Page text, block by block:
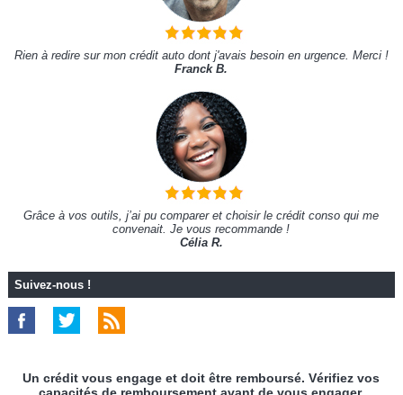
Rien à redire sur mon crédit auto dont j'avais besoin en urgence. Merci !
Franck B.
Grâce à vos outils, j’ai pu comparer et choisir le crédit conso qui me
convenait. Je vous recommande !
Célia R.
Suivez-nous !
Un crédit vous engage et doit être remboursé. Vérifiez vos
capacités de remboursement avant de vous engager.